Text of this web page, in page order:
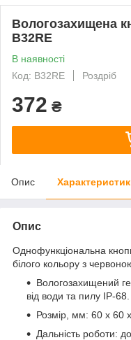
Вологозахищена
B32RE
В наявності
Код: B32RE
Роздріб
372 ₴
Опис
Опис
Однофункціональна
білого кольору з
Вологозахищений
від води та пилу IP-
Розмір, мм: 60 х 60
Дальність роботи: